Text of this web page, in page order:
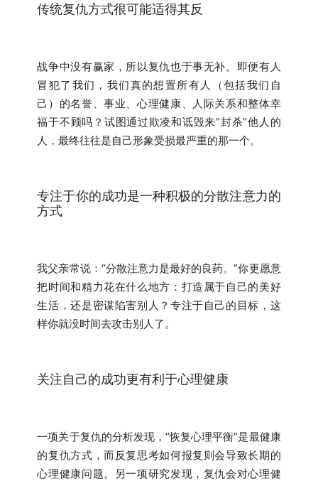
传统复仇方式很可能适得其反
战争中没有赢家，所以复仇也于事无补。即便有人
冒犯了我们，我们真的想置所有人（包括我们自
己）的名誉、事业、心理健康、人际关系和整体幸
福于不顾吗？试图通过欺凌和诋毁来“封杀”他人的
人，最终往往是自己形象受损最严重的那一个。
专注于你的成功是一种积极的分散注意力的
方式
我父亲常说：“分散注意力是最好的良药。”你更愿意
把时间和精力花在什么地方：打造属于自己的美好
生活，还是密谋陷害别人？专注于自己的目标，这
样你就没时间去攻击别人了。
关注自己的成功更有利于心理健康
一项关于复仇的分析发现，“恢复心理平衡”是最健康
的复仇方式，而反复思考如何报复则会导致长期的
心理健康问题。另一项研究发现，复仇会对心理健